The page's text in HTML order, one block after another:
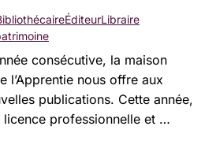
consécutive, la maison
l’Apprentie nous offre aux
publications. Cette année,
licence professionnelle et …
ÉditeurLibraire